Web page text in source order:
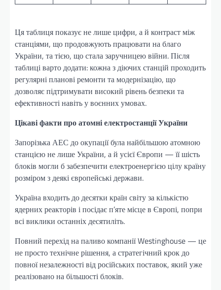
Ця таблиця показує не лише цифри, а й контраст між
станціями, що продовжують працювати на благо
України, та тією, що стала заручницею війни. Після
таблиці варто додати: кожна з діючих станцій проходить
регулярні планові ремонти та модернізацію, що
дозволяє підтримувати високий рівень безпеки та
ефективності навіть у воєнних умовах.
Цікаві факти про атомні електростанції України
Запорізька АЕС до окупації була найбільшою атомною
станцією не лише України, а й усієї Європи — її шість
блоків могли б забезпечити електроенергією цілу країну
розміром з деякі європейські держави.
Україна входить до десятки країн світу за кількістю
ядерних реакторів і посідає п’яте місце в Європі, попри
всі виклики останніх десятиліть.
Повний перехід на паливо компанії Westinghouse — це
не просто технічне рішення, а стратегічний крок до
повної незалежності від російських поставок, який уже
реалізовано на більшості блоків.